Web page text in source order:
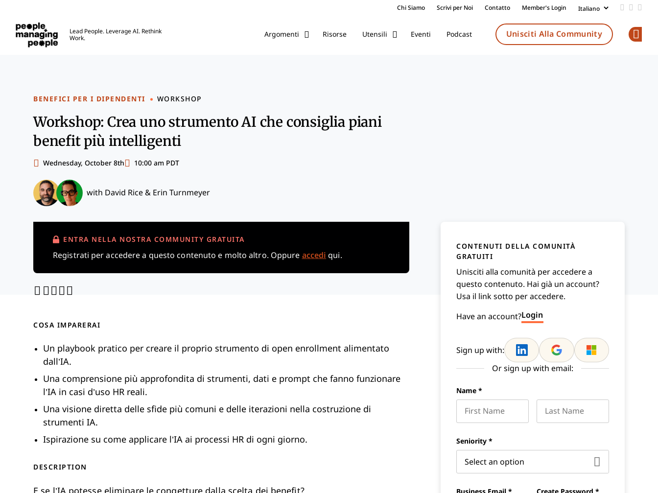
Chi Siamo Scrivi per Noi Contatto Member's Login Add us
Follow
Lead People. Leverage AI. Rethink
Work.
Argomenti Risorse Utensili Eventi Podcast Unisciti Alla Community
BENEFICI PER I DIPENDENTI WORKSHOP
Workshop: Crea uno strumento AI che consiglia piani
benefit più intelligenti
Wednesday, October 8th 10:00 am PDT
with David Rice & Erin Turnmeyer
ENTRA NELLA NOSTRA COMMUNITY GRATUITA
Registrati per accedere a questo contenuto e molto altro. Oppure accedi qui.
Share through Email
Print this page
Share on Pinterest
Share on Twitter
Share on Facebook
COSA IMPARERAI
Un playbook pratico per creare il proprio strumento di open enrollment alimentato
dall’IA.
Una comprensione più approfondita di strumenti, dati e prompt che fanno funzionare
l’IA in casi d’uso HR reali.
Una visione diretta delle sfide più comuni e delle iterazioni nella costruzione di
strumenti IA.
Ispirazione su come applicare l’IA ai processi HR di ogni giorno.
DESCRIPTION
E se l’IA potesse eliminare le congetture dalla scelta dei benefit?
CONTENUTI DELLA COMUNITÀ
GRATUITI
Unisciti alla comunità per accedere a
questo contenuto. Hai già un account?
Usa il link sotto per accedere.
Have an account?Login
Sign up with:
Or sign up with email:
Name *
Seniority *